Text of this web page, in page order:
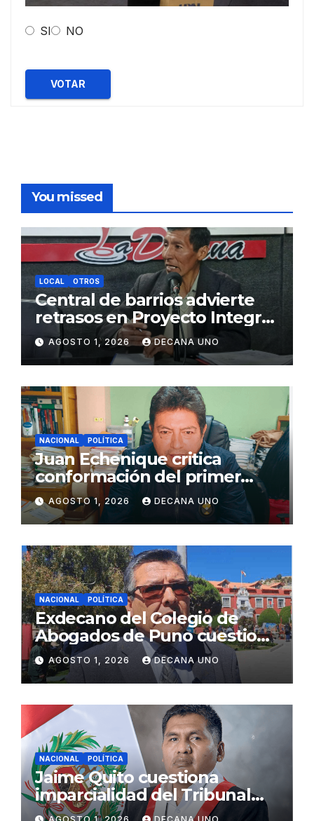
SI NO
VOTAR
You missed
LOCAL OTROS
Central de barrios advierte
retrasos en Proyecto Integral
de Agua y Alcantarillado para
Juliaca
AGOSTO 1, 2026 DECANA UNO
NACIONAL POLÍTICA
Juan Echenique critica
conformación del primer
gabinete ministerial de Keiko
Fujimori
AGOSTO 1, 2026 DECANA UNO
NACIONAL POLÍTICA
Exdecano del Colegio de
Abogados de Puno cuestiona
propuestas sobre seguridad
ciudadana
AGOSTO 1, 2026 DECANA UNO
NACIONAL POLÍTICA
Jaime Quito cuestiona
imparcialidad del Tribunal
Constitucional tras liberación